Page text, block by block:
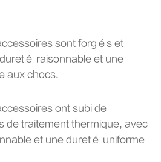
sont forgés et
raisonnable et une
aux chocs.
ont subi de
de traitement thermique, avec
et une dureté uniforme